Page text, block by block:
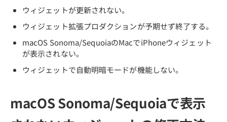
ウィジェットが更新されない。
ウィジェット拡張プロダクションが予期せず終了する。
macOS Sonoma/SequoiaのMacでiPhoneウィジェット
が表示されない。
ウィジェットで自動明暗モードが機能しない。
macOS Sonoma/Sequoiaで表示